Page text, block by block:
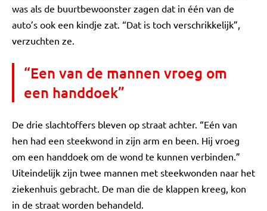
was als de buurtbewoonster zagen dat in één van de
auto’s ook een kindje zat. “Dat is toch verschrikkelijk”,
verzuchten ze.
“Een van de mannen vroeg om
een handdoek”
De drie slachtoffers bleven op straat achter. “Eén van
hen had een steekwond in zijn arm en been. Hij vroeg
om een handdoek om de wond te kunnen verbinden.”
Uiteindelijk zijn twee mannen met steekwonden naar het
ziekenhuis gebracht. De man die de klappen kreeg, kon
in de straat worden behandeld.